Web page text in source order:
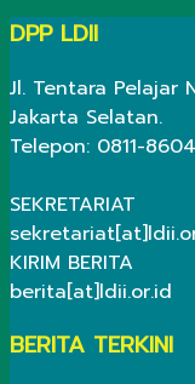
DPP LDII
Jl. Tentara Pelajar
Jakarta Selatan.
Telepon: 0811-
SEKRETARIAT
KIRIM BERITA
berita[at]ldii.or.id
BERITA TERKINI